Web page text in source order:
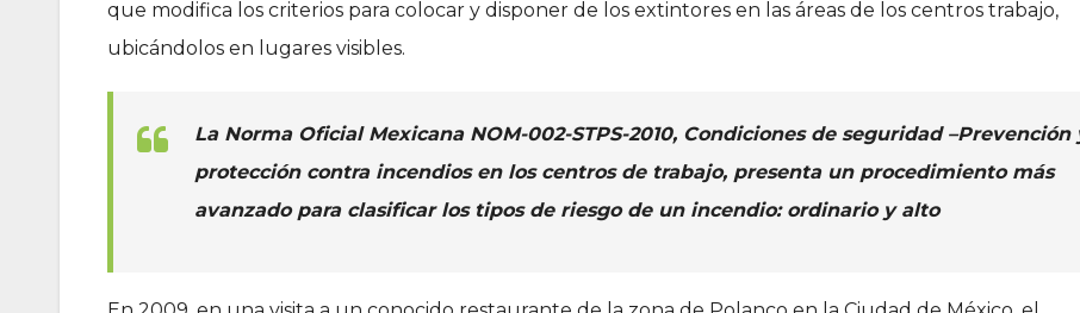
que modifica los criterios para colocar y disponer de los extintores en las áreas de los centros trabajo,
ubicándolos en lugares visibles.
La Norma Oficial Mexicana NOM-002-STPS-2010, Condiciones de seguridad –Prevención
protección contra incendios en los centros de trabajo, presenta un procedimiento más
avanzado para clasificar los tipos de riesgo de un incendio: ordinario y alto